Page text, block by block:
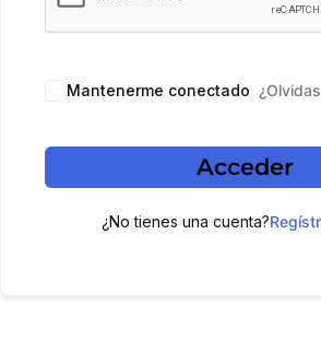
Mantenerme conectado
Acceder
¿No tienes una cuenta?